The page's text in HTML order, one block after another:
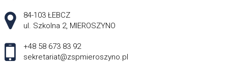
Adres pocztowy:
84-103 ŁEBCZ
ul. Szkolna 2, MIEROSZYNO
+48 58 673 83 92
sekretariat@zspmieroszyno.pl